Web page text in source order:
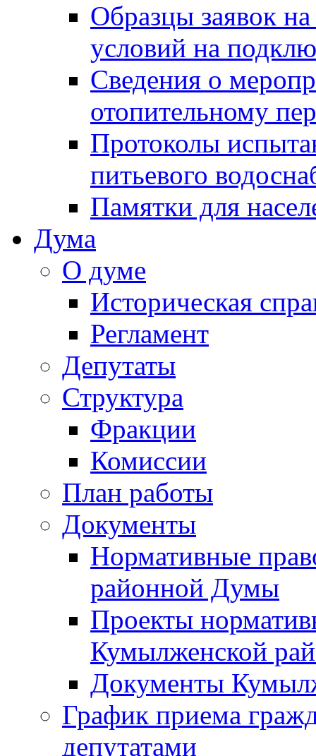
Образцы заявок
условий на
Сведения о
отопительному
Протоколы
питьевого
Памятки для
Дума
О думе
Историческая
Регламент
Депутаты
Структура
Фракции
Комиссии
План работы
Документы
Нормативные
районной Думы
Проекты
Кумылженской
Документы
График приема
депутатами